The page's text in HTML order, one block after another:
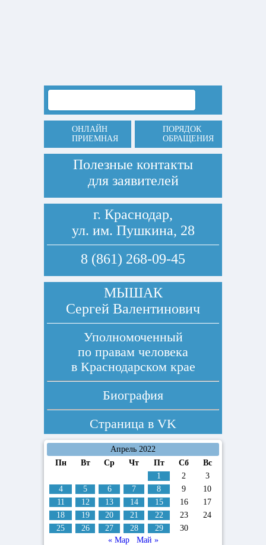
ОНЛАЙН
ПРИЕМНАЯ
ПОРЯДОК
ОБРАЩЕНИЯ
Полезные контакты
для заявителей
г. Краснодар,
ул. им. Пушкина, 28
8 (861) 268-09-45
МЫШАК
Сергей Валентинович
Уполномоченный
по правам человека
в Краснодарском крае
Биография
Страница в VK
Апрель 2022
Пн
Вт Ср Чт Пт Сб
Вс
1
2
3
4
5 6 7 8 9
10
11
12 13 14 15 16
17
18
19 20 21 22 23
24
25
26 27 28 29
30
« Мар
Май »